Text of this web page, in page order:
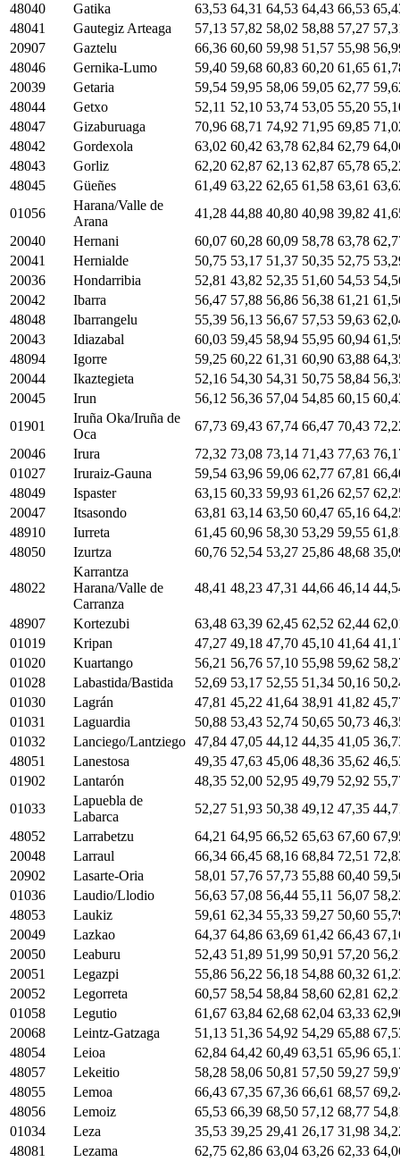
48040
Gatika 63,53 64,31 64,53 64,43 66,53
48041
Gautegiz Arteaga 57,13 57,82 58,02 58,88 57,27
20907
Gaztelu 66,36 60,60 59,98 51,57 55,98
48046
Gernika-Lumo 59,40 59,68 60,83 60,20 61,65
20039
Getaria 59,54 59,95 58,06 59,05 62,77
48044
Getxo 52,11 52,10 53,74 53,05 55,20
48047
Gizaburuaga 70,96 68,71 74,92 71,95 69,85
48042
Gordexola 63,02 60,42 63,78 62,84 62,79
48043
Gorliz 62,20 62,87 62,13 62,87 65,78
48045
Güeñes 61,49 63,22 62,65 61,58 63,61
01056
Harana/Valle de
Arana
41,28 44,88 40,80 40,98 39,82
20040
Hernani 60,07 60,28 60,09 58,78 63,78
20041
Hernialde 50,75 53,17 51,37 50,35 52,75
20036
Hondarribia 52,81 43,82 52,35 51,60 54,53
20042
Ibarra 56,47 57,88 56,86 56,38 61,21
48048
Ibarrangelu 55,39 56,13 56,67 57,53 59,63
20043
Idiazabal 60,03 59,45 58,94 55,95 60,94
48094
Igorre 59,25 60,22 61,31 60,90 63,88
20044
Ikaztegieta 52,16 54,30 54,31 50,75 58,84
20045
Irun 56,12 56,36 57,04 54,85 60,15
01901
Iruña Oka/Iruña de
Oca
67,73 69,43 67,74 66,47 70,43
20046
Irura 72,32 73,08 73,14 71,43 77,63
01027
Iruraiz-Gauna 59,54 63,96 59,06 62,77 67,81
48049
Ispaster 63,15 60,33 59,93 61,26 62,57
20047
Itsasondo 63,81 63,14 63,50 60,47 65,16
48910
Iurreta 61,45 60,96 58,30 53,29 59,55
48050
Izurtza 60,76 52,54 53,27 25,86 48,68
48022
Karrantza
Harana/Valle de
Carranza
48,41 48,23 47,31 44,66 46,14
48907 Kortezubi 63,48 63,39 62,45 62,52 62,44
01019
Kripan 47,27 49,18 47,70 45,10 41,64
01020
Kuartango 56,21 56,76 57,10 55,98 59,62
01028
Labastida/Bastida 52,69 53,17 52,55 51,34 50,16
01030
Lagrán 47,81 45,22 41,64 38,91 41,82
01031
Laguardia 50,88 53,43 52,74 50,65 50,73
01032
Lanciego/Lantziego 47,84 47,05 44,12 44,35 41,05
48051
Lanestosa 49,35 47,63 45,06 48,36 35,62
01902
Lantarón 48,35 52,00 52,95 49,79 52,92
01033
Lapuebla de
Labarca
52,27 51,93 50,38 49,12 47,35
48052
Larrabetzu 64,21 64,95 66,52 65,63 67,60
20048
Larraul 66,34 66,45 68,16 68,84 72,51
20902
Lasarte-Oria 58,01 57,76 57,73 55,88 60,40
01036
Laudio/Llodio 56,63 57,08 56,44 55,11 56,07
48053
Laukiz 59,61 62,34 55,33 59,27 50,60
20049
Lazkao 64,37 64,86 63,69 61,42 66,43
20050
Leaburu 52,43 51,89 51,99 50,91 57,20
20051
Legazpi 55,86 56,22 56,18 54,88 60,32
20052
Legorreta 60,57 58,54 58,84 58,60 62,81
01058
Legutio 61,67 63,84 62,68 62,04 63,33
20068
Leintz-Gatzaga 51,13 51,36 54,92 54,29 65,88
48054
Leioa 62,84 64,42 60,49 63,51 65,96
48057
Lekeitio 58,28 58,06 50,81 57,50 59,27
48055
Lemoa 66,43 67,35 67,36 66,61 68,57
48056
Lemoiz 65,53 66,39 68,50 57,12 68,77
01034
Leza 35,53 39,25 29,41 26,17 31,98
48081
Lezama 62,75 62,86 63,04 63,26 62,33